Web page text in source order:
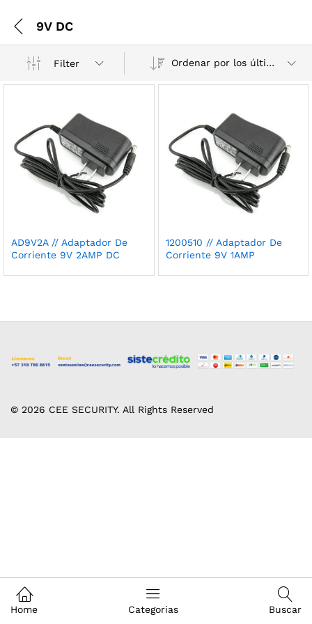
9V DC
Filter Ordenar por los últimos
AD9V2A // Adaptador De
Corriente 9V 2AMP DC
1200510 // Adaptador De
Corriente 9V 1AMP
© 2026 CEE SECURITY. All Rights Reserved
Home Categorias Buscar